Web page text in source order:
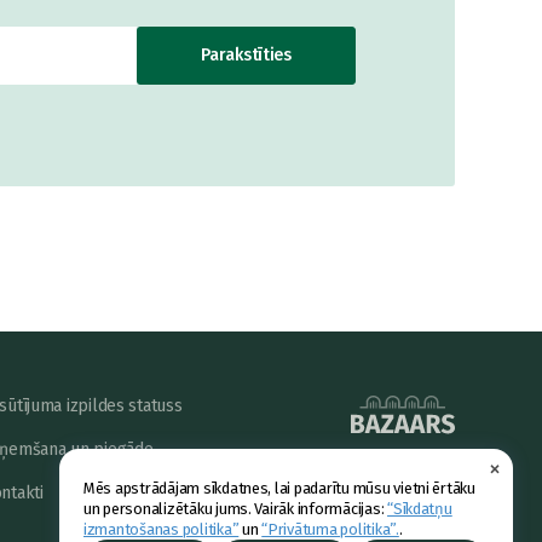
×
Mēs apstrādājam sīkdatnes, lai padarītu mūsu vietni ērtāku
un personalizētāku jums. Vairāk informācijas:“Sīkdatņu
izmantošanas politika” un“Privātuma politika”..
Parakstīties
izpildes statuss
un piegāde